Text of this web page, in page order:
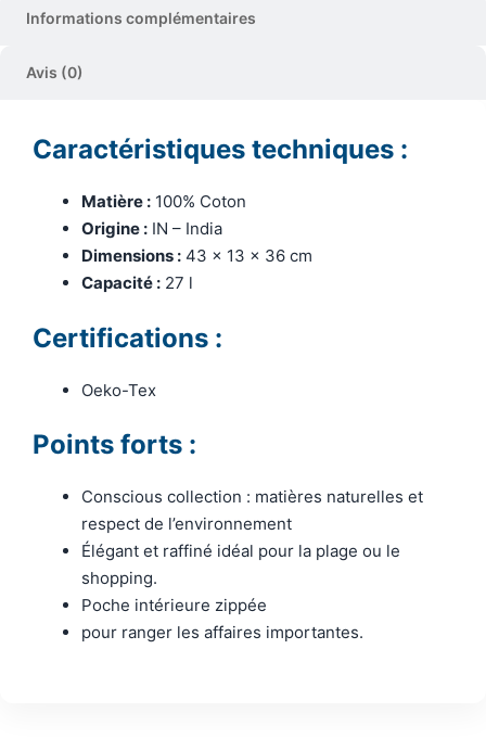
Informations complémentaires
Avis (0)
Caractéristiques techniques :
Matière : 100% Coton
Origine : IN – India
Dimensions : 43 x 13 x 36 cm
Capacité : 27 l
Certifications :
Oeko-Tex
Points forts :
Conscious collection : matières naturelles et
respect de l’environnement
Élégant et raffiné idéal pour la plage ou le
shopping.
Poche intérieure zippée
pour ranger les affaires importantes.